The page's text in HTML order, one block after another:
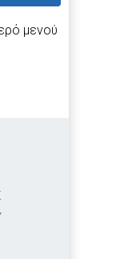
μενού